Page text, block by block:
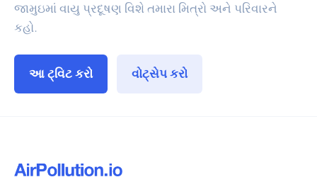
જામુઇમાં વાયુ પ્રદૂષણ વિશે તમારા મિત્રો અને પરિવારને
કહો.
આ ટ્વિટ કરો વોટ્સેપ કરો